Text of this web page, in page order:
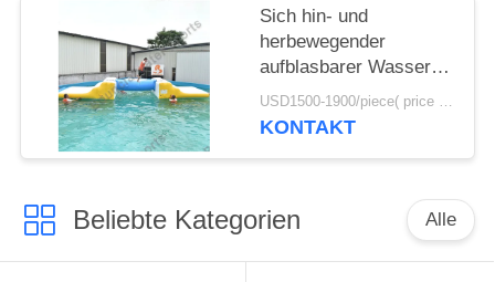
Sich hin- und
herbewegender
aufblasbarer Wasser-
Spiel-Hersteller
USD1500-1900/piece( price just for reference, detailed prices need to be confirmed) MOQ:1PC
KONTAKT
Beliebte Kategorien Alle